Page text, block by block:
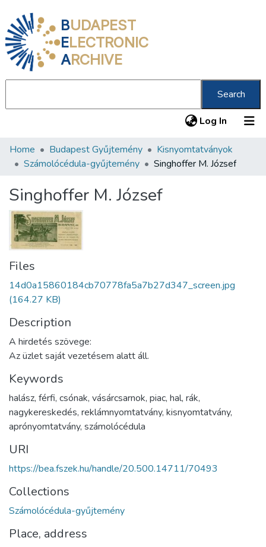
BUDAPEST
ELECTRONIC
ARCHIVE
Search
Log In (current)
Communities & Collections
Statistics
About us
Home Budapest Gyűjtemény
Kisnyomtatványok
Számolócédula-gyűjtemény
Singhoffer M. József
Singhoffer M. József
Files
14d0a15860184cb70778fa5a7b27d347_screen.jpg
(164.27 KB)
Description
A hirdetés szövege:
Az üzlet saját vezetésem alatt áll.
Keywords
halász, férfi, csónak, vásárcsarnok, piac, hal, rák,
nagykereskedés, reklámnyomtatvány, kisnyomtatvány,
aprónyomtatvány, számolócédula
URI
https://bea.fszek.hu/handle/20.500.14711/70493
Collections
Számolócédula-gyűjtemény
Place, address